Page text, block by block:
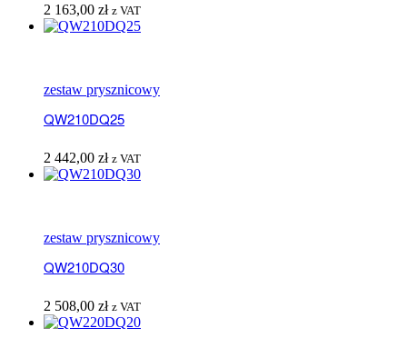
2 163,00 zł z VAT
zestaw prysznicowy
QW210DQ25
2 442,00 zł z VAT
zestaw prysznicowy
QW210DQ30
2 508,00 zł z VAT